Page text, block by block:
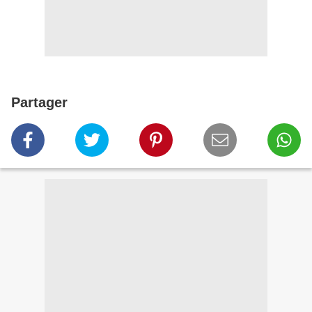
Partager